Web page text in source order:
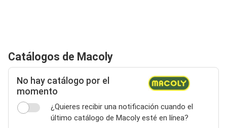
Catálogos de Macoly
No hay catálogo por el
momento
¿Quieres recibir una notificación cuando el
último catálogo de Macoly esté en línea?